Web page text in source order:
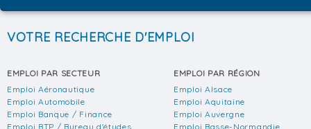
VOTRE RECHERCHE D'EMPLOI
EMPLOI PAR SECTEUR
Emploi Aéronautique
Emploi Automobile
Emploi Banque / Finance
Emploi BTP / Bureau d'études
EMPLOI PAR RÉGION
Emploi Alsace
Emploi Aquitaine
Emploi Auvergne
Emploi Basse-Normandie